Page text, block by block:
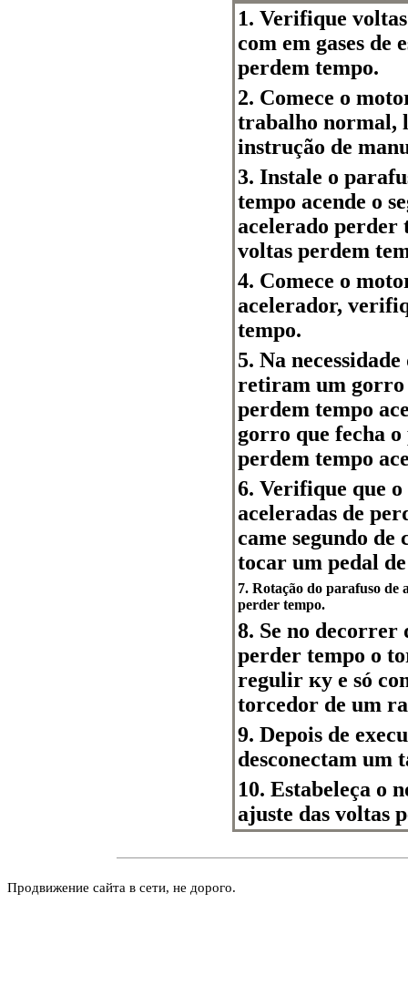
1. Verifique
com em gases de
perdem tempo.
2. Comece o
trabalho normal,
instrução de
3. Instale o
tempo acende o
acelerado perder
voltas perdem
4. Comece o
acelerador,
tempo.
5. Na
retiram um gorro
perdem tempo
gorro que fecha
perdem tempo
6. Verifique que
aceleradas de
came segundo de
tocar um pedal
7. Rotação do parafuso de
perder tempo.
8. Se no decorrer
perder tempo o
regulir ку e só
torcedor de um
9. Depois de
desconectam um
10. Estabeleça o
ajuste das voltas
Продвижение сайта в сети, не дорого.